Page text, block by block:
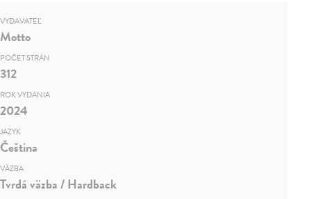
VYDAVATEĽ
Motto
POČET STRÁN
312
ROK VYDANIA
2024
JAZYK
Čeština
VÄZBA
Tvrdá väzba / Hardback